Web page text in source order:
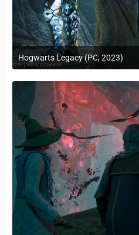
Hogwarts Legacy (PC, 2023)
24. Februar 2023 um 10:12